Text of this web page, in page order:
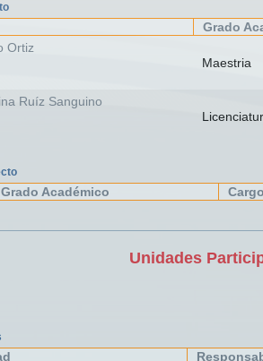
Grado
Ortiz
Maestria
Ruíz Sanguino
Grado Académico Cargo
Unidades